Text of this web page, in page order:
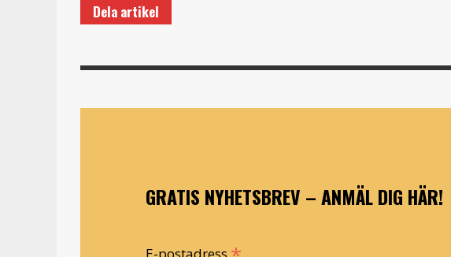
Dela artikel
GRATIS NYHETSBREV – ANMÄL DIG HÄR!